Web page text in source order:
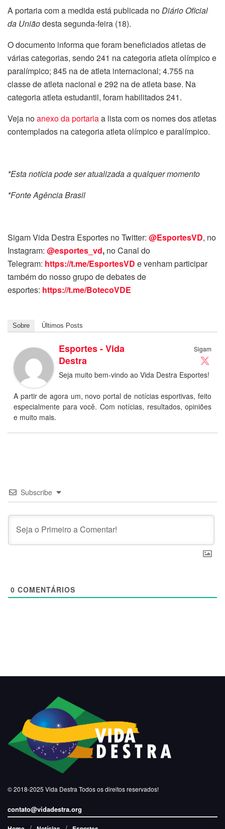
A portaria com a medida está publicada noDiário Oficial
da Uniãodestasegunda-feira (18).
O documento informa que foram beneficiados atletas de
várias categorias, sendo 241 na categoria atleta olímpico e
paralímpico; 845 na de atleta internacional; 4.755 na
classe de atleta nacional e 292 na de atleta base. Na
categoria atleta estudantil, foram habilitados 241.
Veja noanexo da portariaa lista com os nomes dos atletas
contemplados na categoria atleta olímpico e paralímpico.
*Esta notícia pode ser atualizada a qualquer momento
*Fonte Agência Brasil
Sigam Vida Destra Esportes no Twitter: @EsportesVD, no
Instagram: @esportes_vd, no Canal do
Telegram: https://t.me/EsportesVD e venham participar
também do nosso grupo de debates de
esportes: https://t.me/BotecoVDE
Sobre Últimos Posts
Sigam
Esportes - Vida
Destra
Seja muito bem-vindo ao Vida Destra Esportes!
A partir de agora um, novo portal de notícias esportivas, feito
especialmente para você. Com notícias, resultados, opiniões
e muito mais.
Subscribe
0 COMENTÁRIOS
© 2018-2025 Vida Destra Todos os direitos reservados!
contato@vidadestra.org